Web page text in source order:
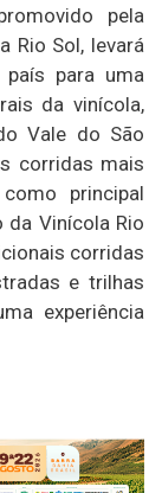
pela
Rio Sol, levará
para uma
da vinícola,
Vale do São
corridas mais
principal
Vinícola Rio
corridas
e trilhas
experiência